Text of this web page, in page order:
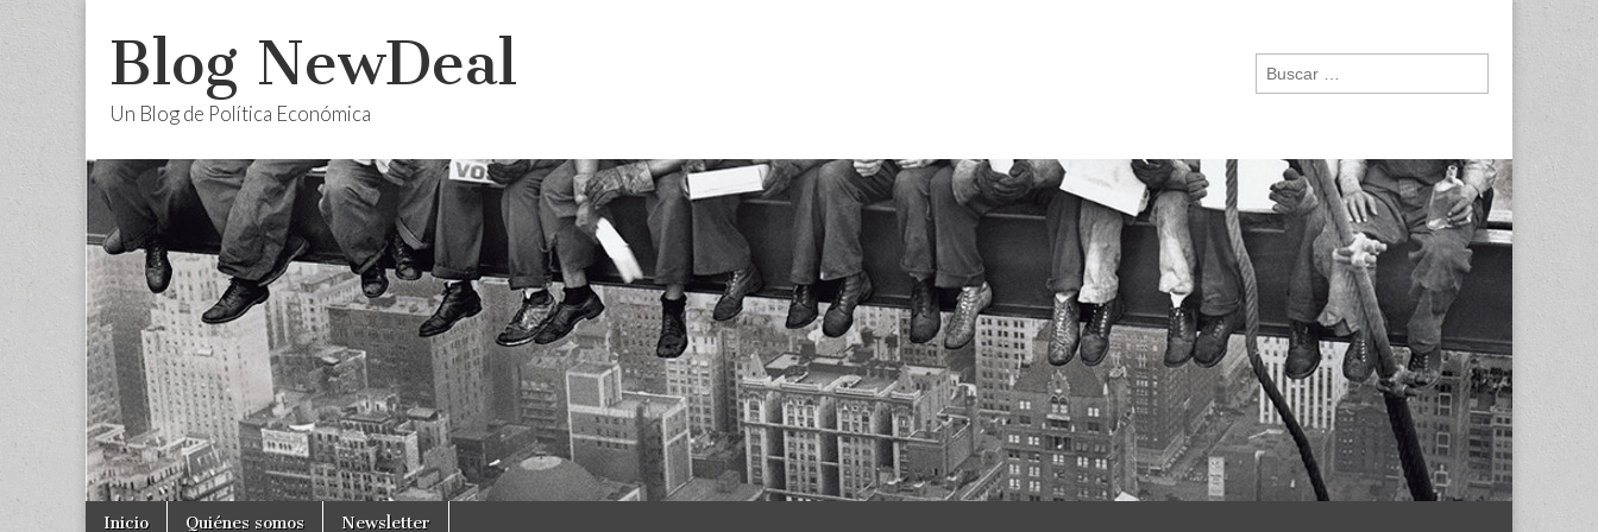
Blog NewDeal
Un Blog de Política Económica
Buscar:
Main
Skip
Inicio Quiénes somos Newsletter